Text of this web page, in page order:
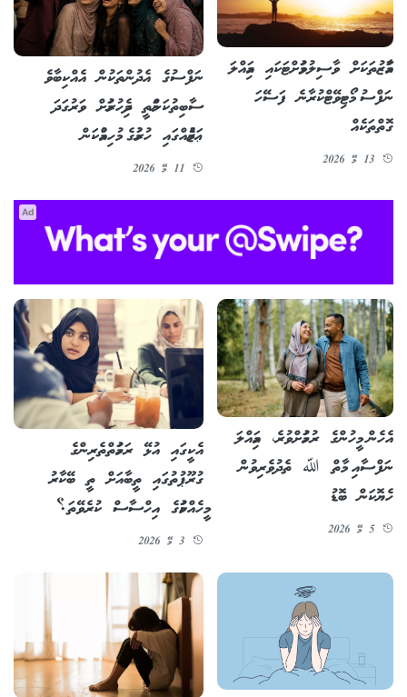
އަމާޒުތަކަށް ވާސިލުވުމަށްޓަކައި އަމިއްލަ
ނަފްސު މޯޓިވޭޓްކުރާނެ ފަސޭހަ
ގޮތްތަކެއް
ނަފްސުގެ އެދުންތަކުން އެއްކިބާވެ
ސާބިތުކަންމަތީ ދެމިހުރުމަށް ވަރުގަދަ
ޢަޒުމެއްގައި ހުރުމުގެ މުހިއްމުކަން
Ad
އެހެން މީހުންގެ ރުހުމަށްވުރެ، އަމިއްލަ
ނަފްސާއި މާތް ﷲ ތެދުވެރިވުން
ހެޔޮކަން ބޮޑު
5 މޭ 2026
އެކީގައި އުޅޭ ރަހުމަތްތެރިންގެ
ގުރޫޕުތުގައި ތީބާއަށް ތީ ބޭކާރު
މީހެއްކަމުގެ އިހްސާސް ކުރެވޭތަ؟